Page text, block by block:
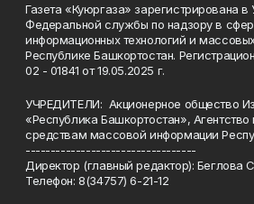
Газета «Куюргаза» зарегистрирована в
Федеральной службы по надзору в
информационных технологий и
Республике Башкортостан.
02 - 01841 от 19.05.2025 г.
УЧРЕДИТЕЛИ: Акционерное общество
«Республика Башкортостан», Агентство
средствам массовой информации
----------------------------------
Директор (главный редактор): Беглова
Телефон: 8(34757) 6-21-12